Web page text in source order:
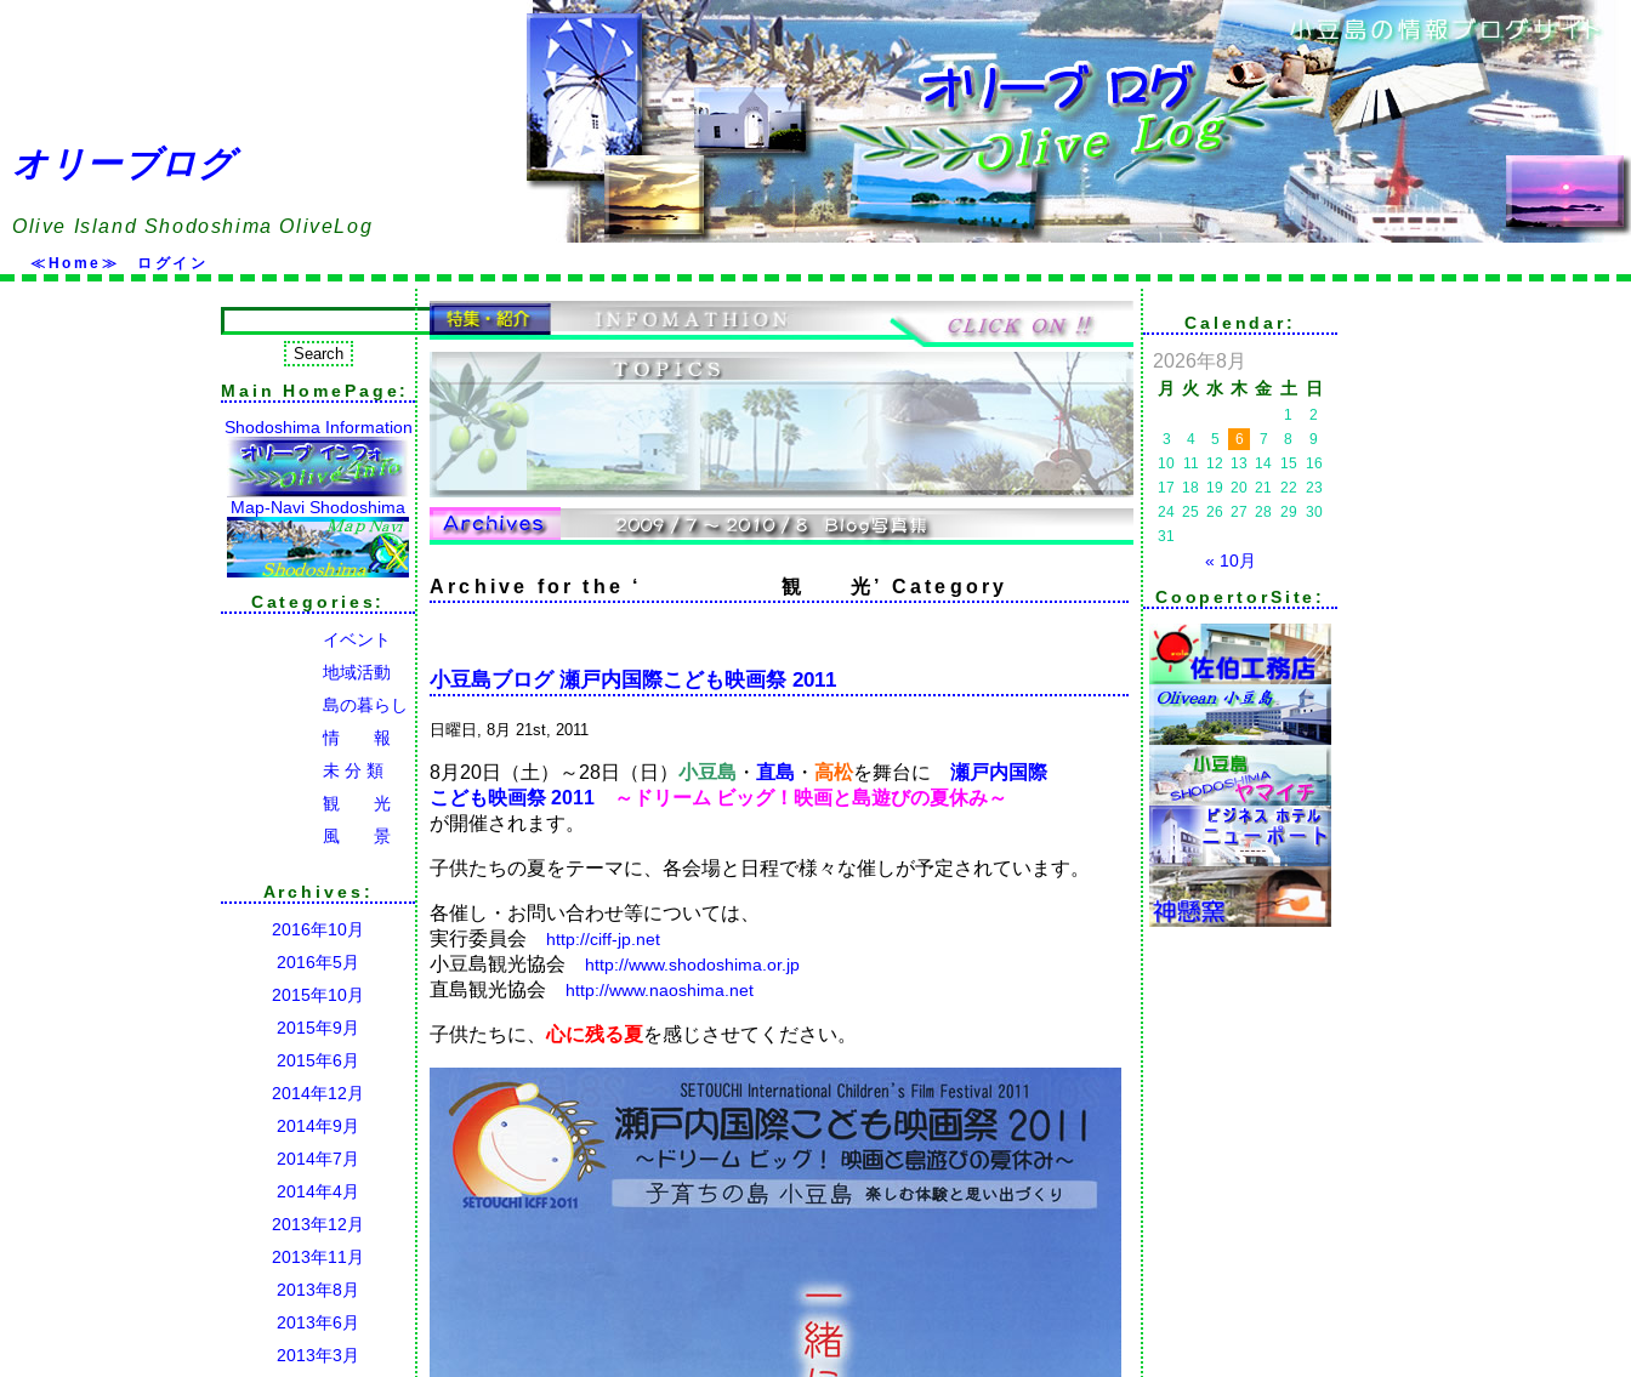
オリーブログ
Olive Island Shodoshima OliveLog
≪Home≫ ログイン
Main HomePage:
Shodoshima Information
Map-Navi Shodoshima
Categories:
イベント
地域活動
島の暮らし
情 報
未 分 類
観 光
風 景
Archives:
2016年10月
2016年5月
2015年10月
2015年9月
2015年6月
2014年12月
2014年9月
2014年7月
2014年4月
2013年12月
2013年11月
2013年8月
2013年6月
2013年3月
Archive for the ‘ 観 光’ Category
小豆島ブログ 瀬戸内国際こども映画祭 2011
日曜日, 8月 21st, 2011
8月20日（土）～28日（日） 小豆島 ・ 直島 ・ 高松を舞台に 瀬戸内国際
こども映画祭 2011
～ドリーム ビッグ！映画と島遊びの夏休み～
が開催されます。
子供たちの夏をテーマに、各会場と日程で様々な催しが予定されています。
各催し・お問い合わせ等については、
実行委員会 http://ciff-jp.net
小豆島観光協会 http://www.shodoshima.or.jp
直島観光協会 http://www.naoshima.net
子供たちに、心に残る夏を感じさせてください。
Calendar:
2026年8月
月 火 水 木 金 土 日
1
2
3
4 5 6 7 8
9
10 11 12 13 14 15
16
17 18 19 20 21 22 23
24 25 26 27 28 29 30
31
« 10月
CoopertorSite: